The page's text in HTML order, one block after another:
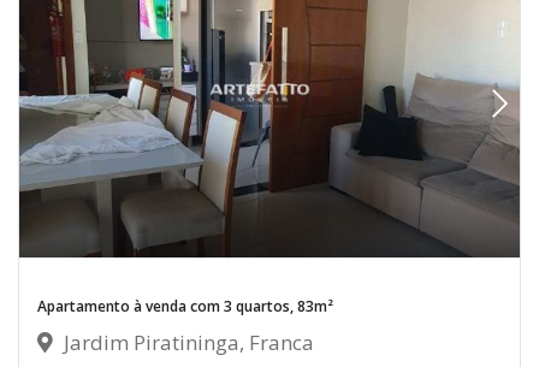
Apartamento à venda com 3 quartos, 83m²
Jardim Piratininga, Franca